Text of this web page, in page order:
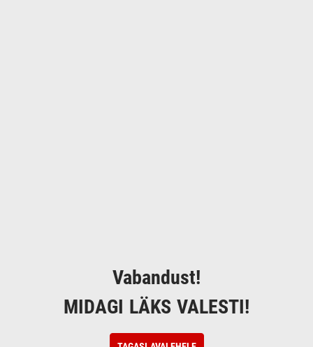
Vabandust!
MIDAGI LÄKS VALESTI!